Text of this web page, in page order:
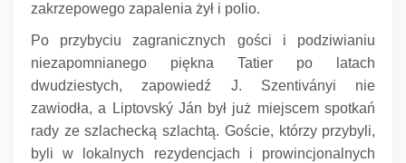
zakrzepowego zapalenia żył i polio.
Po przybyciu zagranicznych gości i podziwianiu
niezapomnianego piękna Tatier po latach
dwudziestych, zapowiedź J. Szentiványi nie
zawiodła, a Liptovský Ján był już miejscem spotkań
rady ze szlachecką szlachtą. Goście, którzy przybyli,
byli w lokalnych rezydencjach i prowincjonalnych